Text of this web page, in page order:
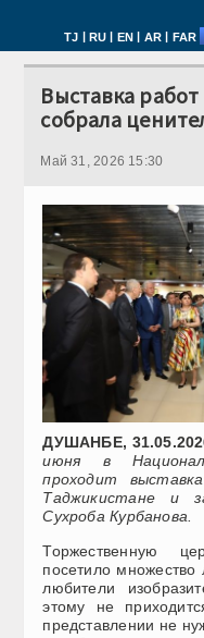
TJ | RU | EN | AR | FAR
Выставка
собрала
Май 31, 2026 15:30
ДУШАНБЕ,
июня в
проходит
Таджикистане и
Сухроба Курбанова.
Торжественную
посетило
любители
этому не
представлении не